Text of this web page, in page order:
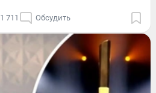
1 711 Обсудить